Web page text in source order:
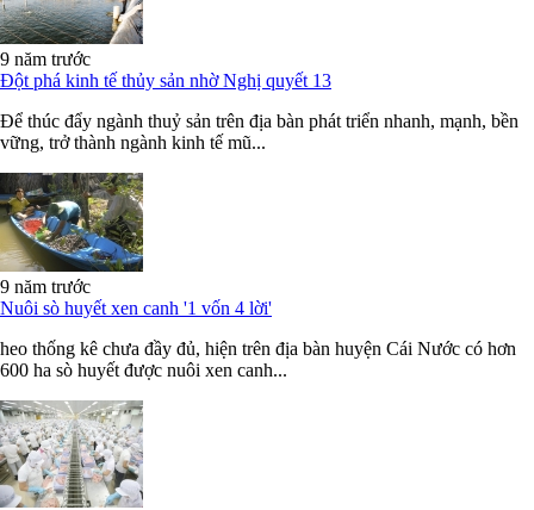
9 năm trước
Đột phá kinh tế thủy sản nhờ Nghị quyết 13
Để thúc đẩy ngành thuỷ sản trên địa bàn phát triển nhanh, mạnh, bền
vững, trở thành ngành kinh tế mũ...
9 năm trước
Nuôi sò huyết xen canh '1 vốn 4 lời'
heo thống kê chưa đầy đủ, hiện trên địa bàn huyện Cái Nước có hơn
600 ha sò huyết được nuôi xen canh...